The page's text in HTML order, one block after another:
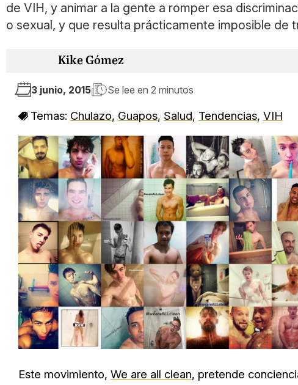
de VIH, y animar a la gente a romper esa
o sexual, y que resulta prácticamente imposible de
Kike Gómez
3 junio, 2015 Se lee en 2 minutos
Temas: Chulazo, Guapos, Salud, Tendencias, VIH
Este movimiento, We are all clean, pretende